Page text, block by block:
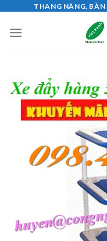
content
THANG NÂNG,